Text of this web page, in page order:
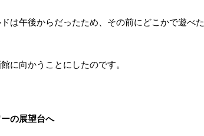
は午後からだったため、その前にどこかで遊べた
に向かうことにしたのです。
の展望台へ